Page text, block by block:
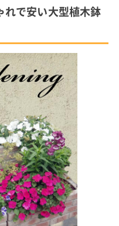
れで安い大型植木鉢